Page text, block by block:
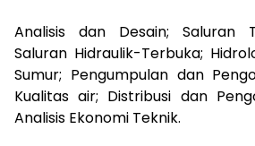
Analisis dan Desain; Saluran
Saluran Hidraulik-Terbuka;
Sumur; Pengumpulan dan
Kualitas air; Distribusi dan
Analisis Ekonomi Teknik.